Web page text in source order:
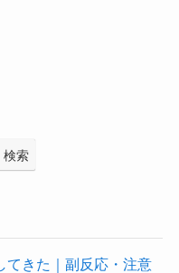
検索
てきた｜副反応・注意